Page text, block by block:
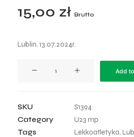
15,00 zł Brutto
Lublin, 13.07.2024r.
-
2024
-
Add
SKU
S1394
Category
U23 mp
Tags
Lekkoatletyka,